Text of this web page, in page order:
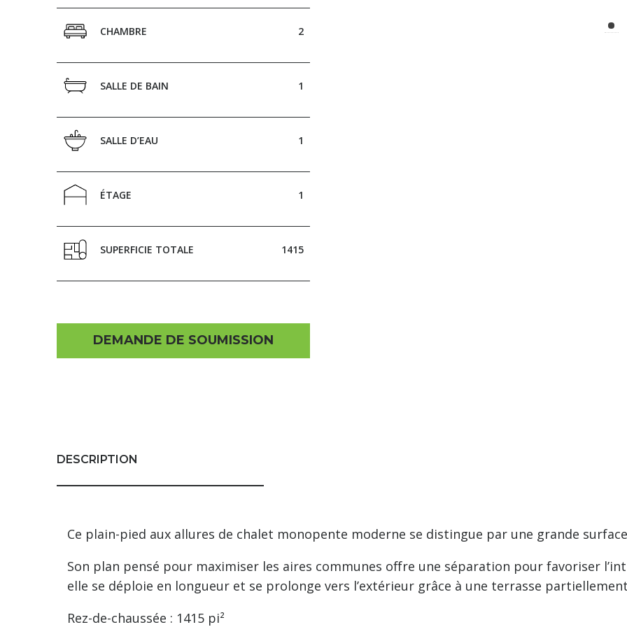
Bigénérations
CHAMBRE 2
SALLE DE BAIN 1
SALLE D’EAU 1
ÉTAGE 1
SUPERFICIE TOTALE 1415
DEMANDE DE SOUMISSION
DESCRIPTION
Ce plain-pied aux allures de chalet monopente moderne se distingue par une grande
Son plan pensé pour maximiser les aires communes offre une séparation pour favoriser
elle se déploie en longueur et se prolonge vers l’extérieur grâce à une terrasse
Rez-de-chaussée : 1415 pi²